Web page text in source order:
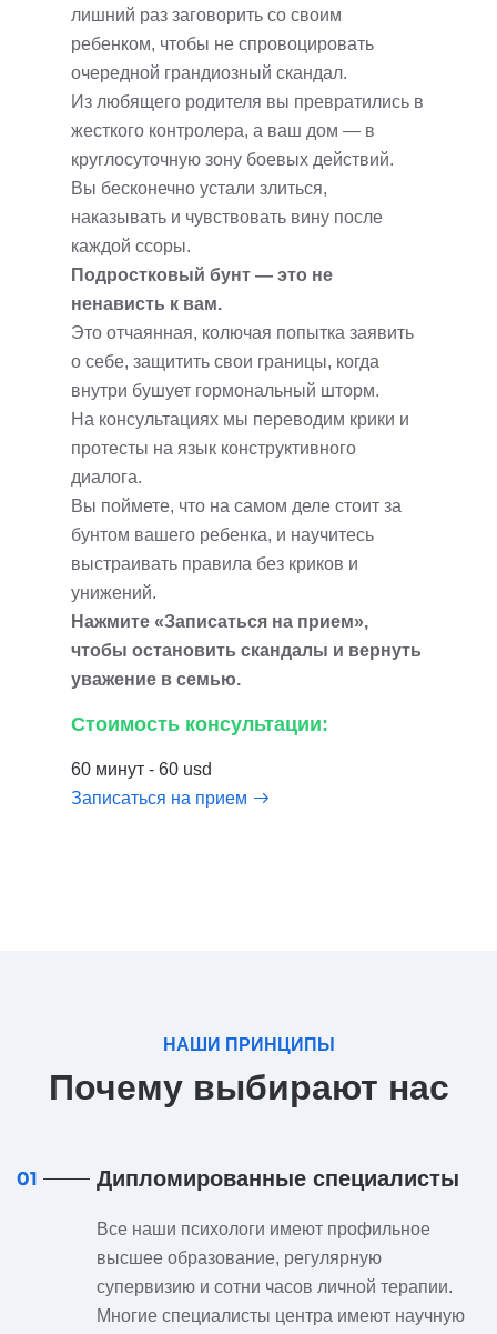
лишний раз заговорить со своим
ребенком, чтобы не спровоцировать
очередной грандиозный скандал.
Из любящего родителя вы превратились в
жесткого контролера, а ваш дом — в
круглосуточную зону боевых действий.
Вы бесконечно устали злиться,
наказывать и чувствовать вину после
каждой ссоры.
Подростковый бунт — это не
ненависть к вам.
Это отчаянная, колючая попытка заявить
о себе, защитить свои границы, когда
внутри бушует гормональный шторм.
На консультациях мы переводим крики и
протесты на язык конструктивного
диалога.
Вы поймете, что на самом деле стоит за
бунтом вашего ребенка, и научитесь
выстраивать правила без криков и
унижений.
Нажмите «Записаться на прием»,
чтобы остановить скандалы и вернуть
уважение в семью.
Стоимость консультации:
60 минут - 60 usd
Записаться на прием
НАШИ ПРИНЦИПЫ
Почему выбирают нас
01 Дипломированные специалисты
Все наши психологи имеют профильное
высшее образование, регулярную
супервизию и сотни часов личной терапии.
Многие специалисты центра имеют научную